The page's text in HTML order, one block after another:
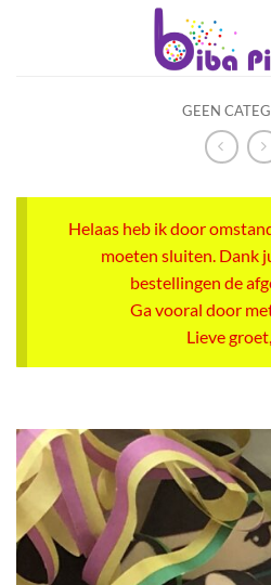
GEEN
Helaas heb ik door
moeten sluiten. Dank
bestellingen de
Ga vooral door
Lieve